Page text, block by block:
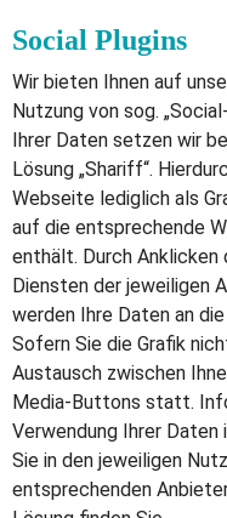
Social Plugins
Wir bieten Ihnen auf
Nutzung von sog.
Ihrer Daten setzen wir
Lösung „Shariff“.
Webseite lediglich als
auf die entsprechende
enthält. Durch Anklicken
Diensten der jeweiligen
werden Ihre Daten an
Sofern Sie die Grafik
Austausch zwischen
Media-Buttons statt.
Verwendung Ihrer
Sie in den jeweiligen
entsprechenden